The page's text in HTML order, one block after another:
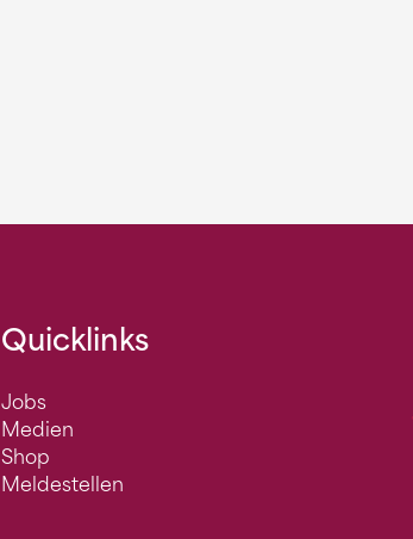
Quicklinks
Jobs
Medien
Shop
Meldestellen